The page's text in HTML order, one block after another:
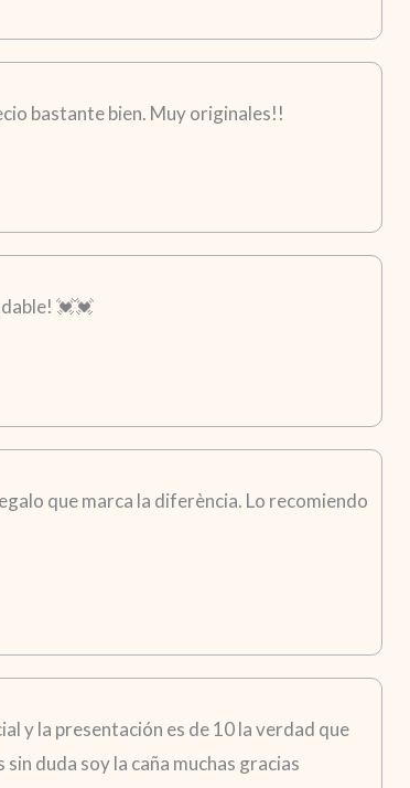
bastante bien. Muy originales!!
💓💓
que marca la diferència. Lo recomiendo
y la presentación es de 10 la verdad que
duda soy la caña muchas gracias